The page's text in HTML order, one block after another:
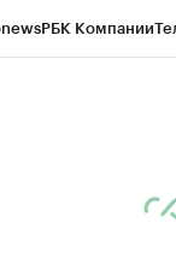
РБК Компании